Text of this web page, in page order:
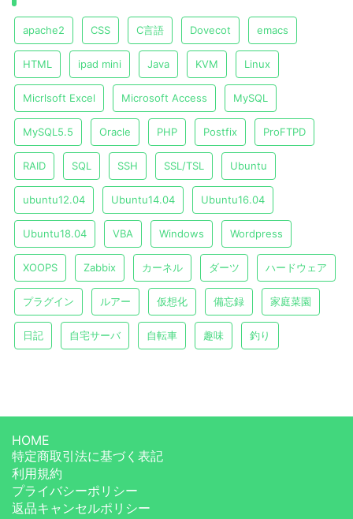
apache2 CSS C言語 Dovecot emacs
HTML ipad mini Java KVM Linux
Micrlsoft Excel Microsoft Access MySQL
MySQL5.5 Oracle PHP Postfix ProFTPD
RAID SQL SSH SSL/TSL Ubuntu
ubuntu12.04 Ubuntu14.04 Ubuntu16.04
Ubuntu18.04 VBA Windows Wordpress
XOOPS Zabbix カーネル ダーツ ハードウェア
プラグイン ルアー 仮想化 備忘録 家庭菜園
日記 自宅サーバ 自転車 趣味 釣り
HOME
特定商取引法に基づく表記
利用規約
プライバシーポリシー
返品キャンセルポリシー